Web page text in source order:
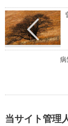
病
当サイト管理